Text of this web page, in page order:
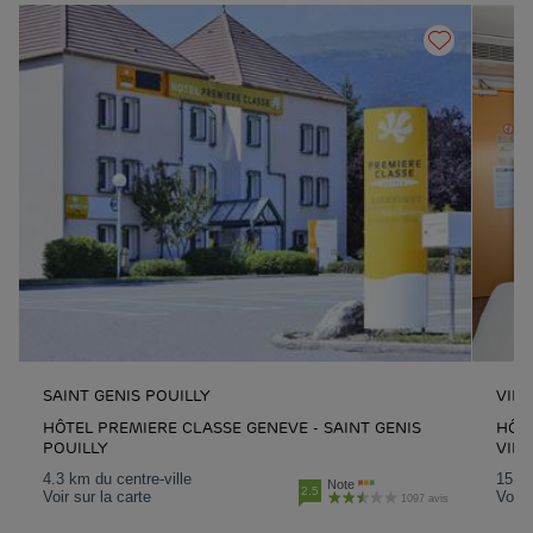
SAINT GENIS POUILLY
HÔTEL PREMIERE CLASSE GENEVE - SAINT GENIS
POUILLY
4.3 km du centre-ville
Voir sur la carte
2.5 Note
1097 avis
15.7
Voir